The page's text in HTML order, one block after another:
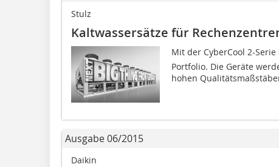
Stulz
Kaltwassersätze für
Mit der CyberCool 2-
Portfolio. Die Geräte
hohen
Ausgabe 06/2015
Daikin